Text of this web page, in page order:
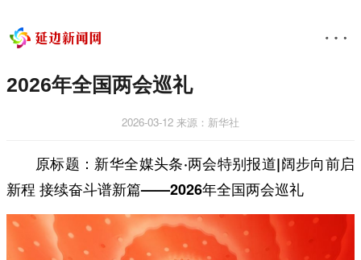
2026年全国两会巡礼
2026-03-12 来源：新华社
原标题：新华全媒头条·两会特别报道|阔步向前启
新程 接续奋斗谱新篇——2026年全国两会巡礼